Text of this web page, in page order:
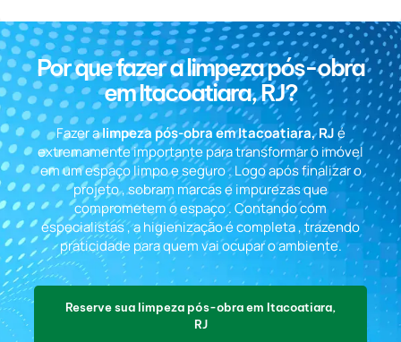
Por que fazer a limpeza pós-obra
em Itacoatiara, RJ?
Fazer alimpeza pós-obra em Itacoatiara, RJé
extremamente importante para transformar o imóvel
em um espaço limpo e seguro . Logo após finalizar o
projeto , sobram marcas e impurezas que
comprometem o espaço . Contando com
especialistas , a higienização é completa , trazendo
praticidade para quem vai ocupar o ambiente.
Reserve sua limpeza pós-obra em Itacoatiara,
RJ